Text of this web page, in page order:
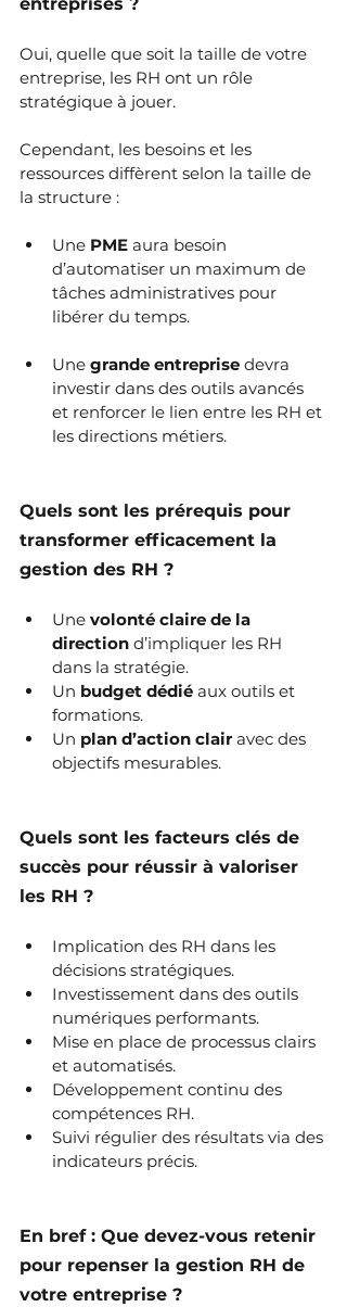
Oui, quelle que soit la taille de votre
entreprise, les RH ont un rôle
stratégique à jouer.
Cependant, les besoins et les
ressources diffèrent selon la taille de
la structure :
Une PME aura besoin
d’automatiser un maximum de
tâches administratives pour
libérer du temps.
Une grande entreprise devra
investir dans des outils avancés
et renforcer le lien entre les RH et
les directions métiers.
Quels sont les prérequis pour
transformer efficacement la
gestion des RH ?
Une volonté claire de la
direction d’impliquer les RH
dans la stratégie.
Un budget dédié aux outils et
formations.
Un plan d’action clair avec des
objectifs mesurables.
Quels sont les facteurs clés de
succès pour réussir à valoriser
les RH ?
Implication des RH dans les
décisions stratégiques.
Investissement dans des outils
numériques performants.
Mise en place de processus clairs
et automatisés.
Développement continu des
compétences RH.
Suivi régulier des résultats via des
indicateurs précis.
En bref : Que devez-vous retenir
pour repenser la gestion RH de
votre entreprise ?